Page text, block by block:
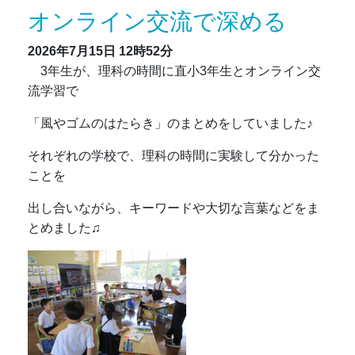
オンライン交流で深める
2026年7月15日 12時52分
3年生が、理科の時間に直小3年生とオンライン交
流学習で
「風やゴムのはたらき」のまとめをしていました♪
それぞれの学校で、理科の時間に実験して分かった
ことを
出し合いながら、キーワードや大切な言葉などをま
とめました♫